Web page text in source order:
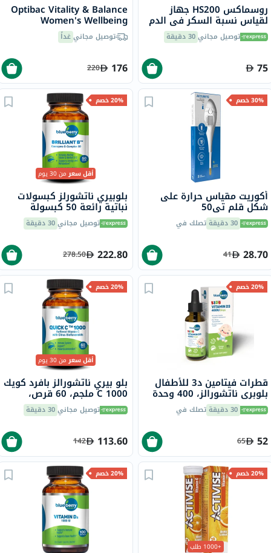
روسماكس HS200 جهاز
لقياس نسبة السكر في الدم
مع شرائط للتحكم في مرض
السكريتوصيل مجاني30 دقيقة
75
Optibac Vitality & Balance
Women's Wellbeing
Capsules, Digestive Support
- 30 Capsules
توصيل مجانيغداً
176
220
30% خصم
أكوريت مقياس حرارة على
شكل قلم تي50
30 دقيقة تصلك في
28.70
41
20% خصم
أقل سعرمن 30 يوم
بلوبيري ناتشورلز كبسولات
نباتية رائعة 50 كبسولة
B0111توصيل مجاني30 دقيقة
222.80
278.50
20% خصم
قطرات فيتامين د3 للأطفال
بلوبري ناتشورالز، 400 وحدة
دولية، 30 مل30 دقيقة تصلك في
52
65
20% خصم
أقل سعرمن 30 يوم
بلو بيري ناتشورالز بافرد كويك
C 1000 ملجم، 60 قرص،
B0135توصيل مجاني30 دقيقة
113.60
142
20% خصم
+1000 طلب
20% خصم